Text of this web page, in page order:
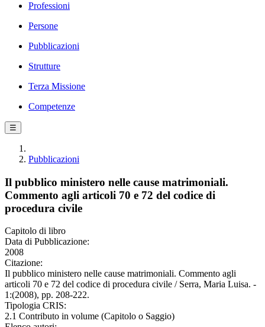
Professioni
Persone
Pubblicazioni
Strutture
Terza Missione
Competenze
☰
Pubblicazioni
Il pubblico ministero nelle cause matrimoniali.
Commento agli articoli 70 e 72 del codice di
procedura civile
Capitolo di libro
Data di Pubblicazione:
2008
Citazione:
Il pubblico ministero nelle cause matrimoniali. Commento agli
articoli 70 e 72 del codice di procedura civile / Serra, Maria Luisa. -
1:(2008), pp. 208-222.
Tipologia CRIS:
2.1 Contributo in volume (Capitolo o Saggio)